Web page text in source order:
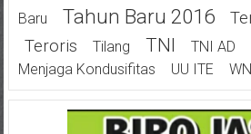
Baru
Tahun Baru 2016
Teroris
Tilang TNI TNI AD
Menjaga Kondusifitas
UU ITE